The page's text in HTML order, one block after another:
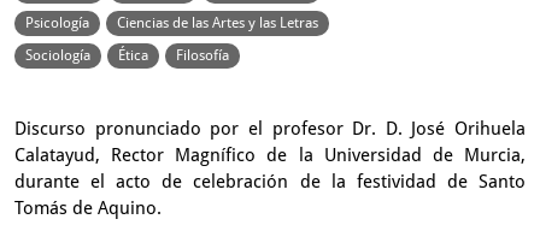
Psicología
Ciencias de las Artes y las Letras
Sociología
Ética Filosofía
Discurso pronunciado por el profesor Dr. D. José Orihuela
Calatayud, Rector Magnífico de la Universidad de Murcia,
durante el acto de celebración de la festividad de Santo
Tomás de Aquino.